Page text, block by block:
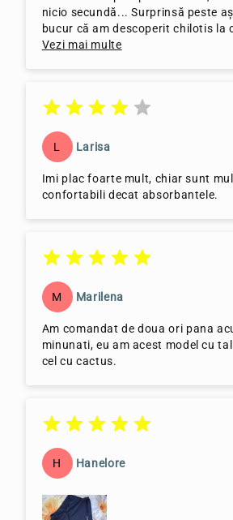
nicio secundă... Surprinsă peste
bucur că am descoperit chilotis la
de mica (20) și nu am trăit ani de
Vezi mai multe
L Larisa
Imi plac foarte mult, chiar sunt
confortabili decat absorbantele.
M Marilena
Am comandat de doua ori pana
minunati, eu am acest model cu
cel cu cactus.
H Hanelore